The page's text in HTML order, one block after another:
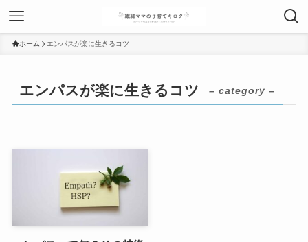
ホーム エンパスが楽に生きるコツ
エンパスが楽に生きるコツ – category –